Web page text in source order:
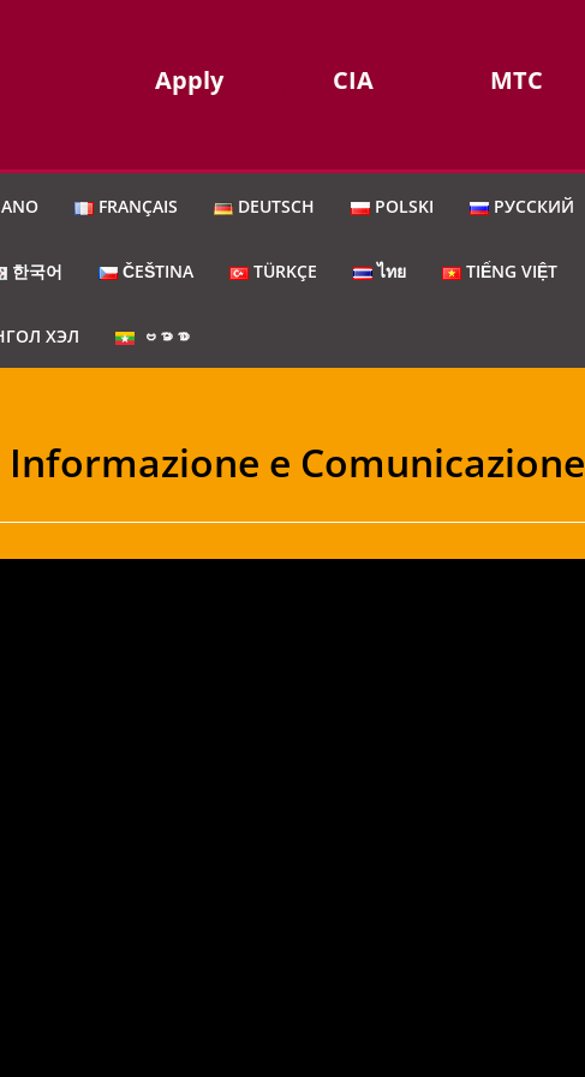
Apply CIA MTC
FRANÇAIS DEUTSCH POLSKI РУССКИЙ
한국어 ČEŠTINA TÜRKÇE ไทย TIẾNG VIỆT
ХЭЛ ဗမာစာ
e Comunicazione